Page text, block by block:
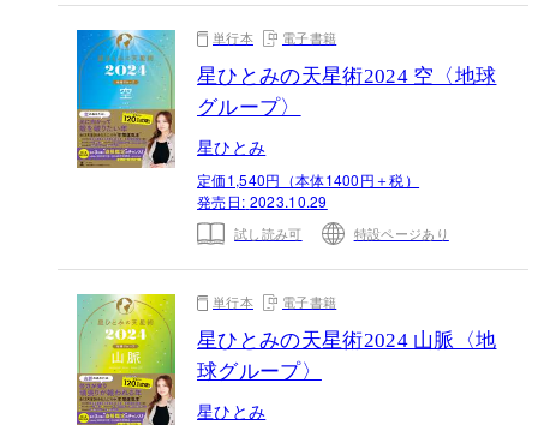
単行本 電子書籍
星ひとみの天星術2024 空〈地球
グループ〉
星ひとみ
定価1,540円（本体1400円＋税）
発売日: 2023.10.29
試し読み可 特設ページあり
単行本 電子書籍
星ひとみの天星術2024 山脈〈地
球グループ〉
星ひとみ